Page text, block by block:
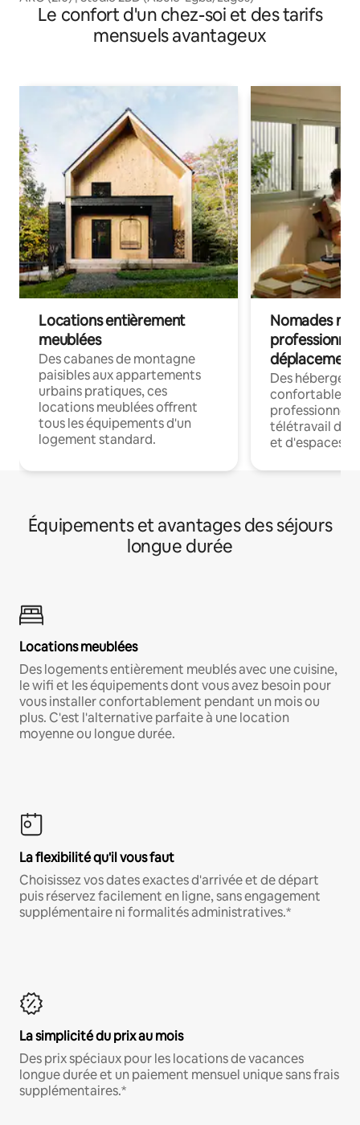
Le confort d'un chez-soi et des tarifs
mensuels avantageux
Locations entièrement
meublées
Des cabanes de montagne
paisibles aux appartements
urbains pratiques, ces
locations meublées offrent
tous les équipements d'un
logement standard.
Nomades
déplacement
Des
confortables
professionnels
télétravail
et d'espaces
Équipements et avantages des séjours
longue durée
Locations meublées
Des logements entièrement meublés avec une cuisine,
le wifi et les équipements dont vous avez besoin pour
vous installer confortablement pendant un mois ou
plus. C'est l'alternative parfaite à une location
moyenne ou longue durée.
La flexibilité qu'il vous faut
Choisissez vos dates exactes d'arrivée et de départ
puis réservez facilement en ligne, sans engagement
supplémentaire ni formalités administratives.*
La simplicité du prix au mois
Des prix spéciaux pour les locations de vacances
longue durée et un paiement mensuel unique sans frais
supplémentaires.*